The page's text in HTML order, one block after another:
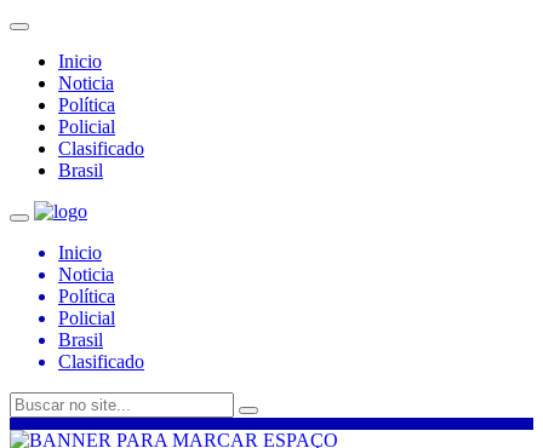
Inicio
Noticia
Política
Policial
Clasificado
Brasil
Inicio
Noticia
Política
Policial
Brasil
Clasificado